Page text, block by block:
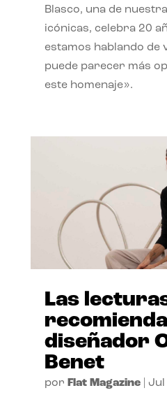
Blasco, una de
icónicas, celebra 20
estamos hablando de
puede parecer más
este homenaje».
Las
diseñador
Benet
por Flat Magazine| Jul